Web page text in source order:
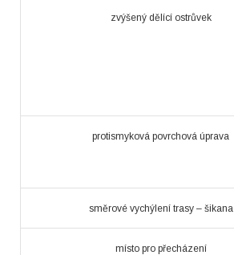
zvýšený dělící ostrůvek
protismyková povrchová úprava
směrové vychýlení trasy – šikana
místo pro přecházení